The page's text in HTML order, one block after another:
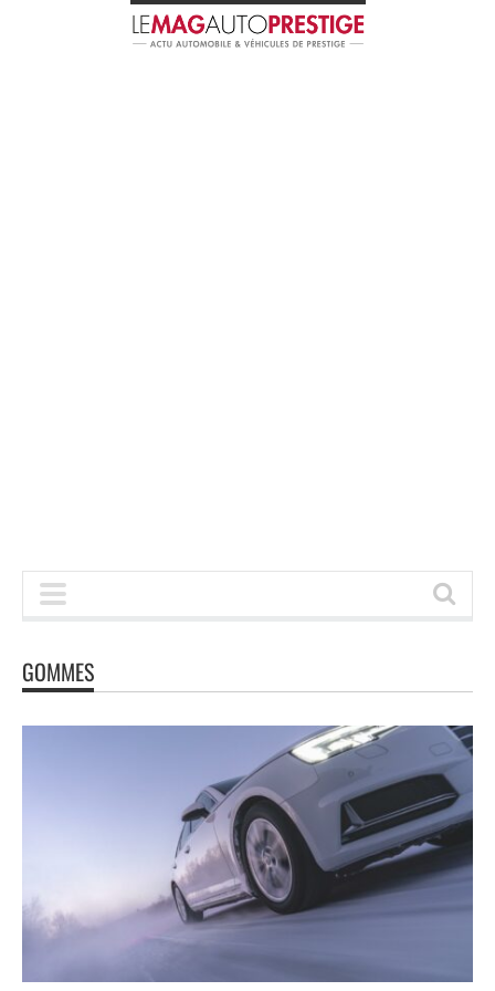
GOMMES